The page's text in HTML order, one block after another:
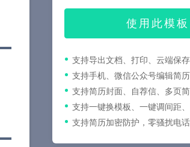
使用此模板
支持导出文档、打印、云端保存
支持手机、微信公众号编辑简历
支持简历封面、自荐信、多页简
支持一键换模板、一键调间距、
支持简历加密防护，零骚扰电话